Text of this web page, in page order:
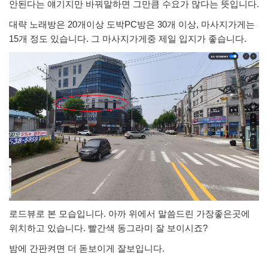
안된다는 얘기지만 바꿔말하면 그만큼 수요가 많다는 뜻입니다.
대략 노래방은 20개이상 도박PC방은 30개 이상, 마사지가게는
15개 정도 있습니다. 그 마사지가게중 제일 입지가 좋습니다.
로드뷰로 본 모습입니다. 아까 위에서 말씀드린 가장좋은곳에
위치하고 있습니다. 빨간색 동그라미 잘 보이시죠?
밤에 간판켜면 더 돋보이게 잘보입니다.